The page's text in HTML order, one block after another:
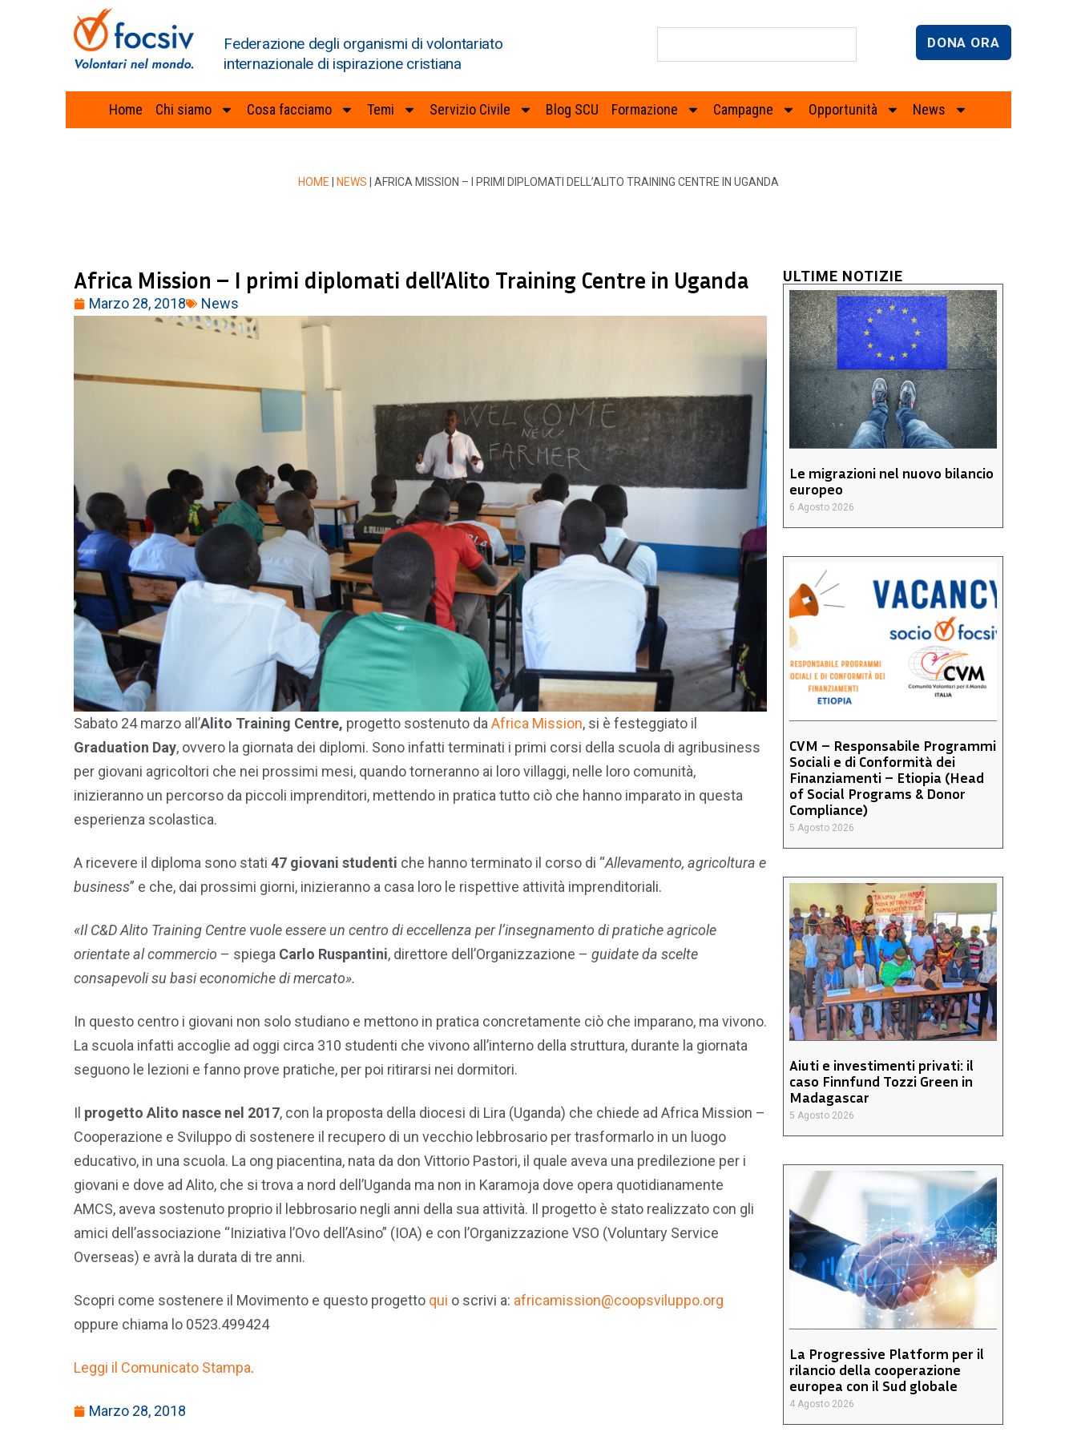
Federazione degli organismi di volontariato
internazionale di ispirazione cristiana
DONA ORA
Home Chi siamo Cosa facciamo Temi Servizio Civile Blog SCU Formazione Campagne Opportunità News
HOME NEWS AFRICA MISSION – I PRIMI DIPLOMATI DELL’ALITO TRAINING CENTRE IN UGANDA
Africa Mission – I primi diplomati dell’Alito Training Centre in Uganda
Marzo 28, 2018 News
Sabato 24 marzo all’Alito Training Centre, progetto sostenuto daAfrica Mission, si è festeggiato il
Graduation Day, ovvero la giornata dei diplomi. Sono infatti terminati i primi corsi della scuola di agribusiness
per giovani agricoltori che nei prossimi mesi, quando torneranno ai loro villaggi, nelle loro comunità,
inizieranno un percorso da piccoli imprenditori, mettendo in pratica tutto ciò che hanno imparato in questa
esperienza scolastica.
A ricevere il diploma sono stati 47 giovani studenti che hanno terminato il corso di “Allevamento, agricoltura e
business” e che, dai prossimi giorni, inizieranno a casa loro le rispettive attività imprenditoriali.
«Il C&D Alito Training Centre vuole essere un centro di eccellenza per l’insegnamento di pratiche agricole
orientate al commercio – spiega Carlo Ruspantini, direttore dell’Organizzazione – guidate da scelte
consapevoli su basi economiche di mercato».
In questo centro i giovani non solo studiano e mettono in pratica concretamente ciò che imparano, ma vivono.
La scuola infatti accoglie ad oggi circa 310 studenti che vivono all’interno della struttura, durante la giornata
seguono le lezioni e fanno prove pratiche, per poi ritirarsi nei dormitori.
Il progetto Alito nasce nel 2017, con la proposta della diocesi di Lira (Uganda) che chiede ad Africa Mission –
Cooperazione e Sviluppo di sostenere il recupero di un vecchio lebbrosario per trasformarlo in un luogo
educativo, in una scuola. La ong piacentina, nata da don Vittorio Pastori, il quale aveva una predilezione per i
giovani e dove ad Alito, che si trova a nord dell’Uganda ma non in Karamoja dove opera quotidianamente
AMCS, aveva sostenuto proprio il lebbrosario negli anni della sua attività. Il progetto è stato realizzato con gli
amici dell’associazione “Iniziativa l’Ovo dell’Asino” (IOA) e con l’Organizzazione VSO (Voluntary Service
Overseas) e avrà la durata di tre anni.
Scopri come sostenere il Movimento e questo progetto qui o scrivi a: africamission@coopsviluppo.org
oppure chiama lo 0523.499424
Leggi il Comunicato Stampa.
Marzo 28, 2018
ULTIME NOTIZIE
Le migrazioni nel nuovo bilancio
europeo
6 Agosto 2026
CVM – Responsabile Programmi
Sociali e di Conformità dei
Finanziamenti – Etiopia (Head
of Social Programs & Donor
Compliance)
5 Agosto 2026
Aiuti e investimenti privati: il
caso Finnfund Tozzi Green in
Madagascar
5 Agosto 2026
La Progressive Platform per il
rilancio della cooperazione
europea con il Sud globale
4 Agosto 2026